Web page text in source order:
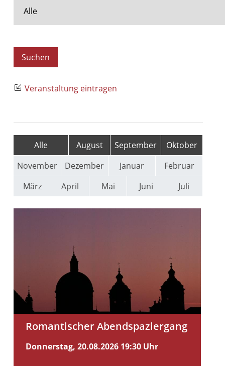
Veranstaltung eintragen
Alle August September
Oktober
November
Dezember Januar
Februar
März
April Mai Juni Juli
Romantischer Abendspaziergang
Donnerstag, 20.08.2026 19:30 Uhr